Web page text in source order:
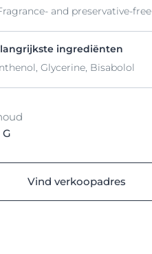
and preservative-free
ingrediënten
Glycerine, Bisabolol
Vind verkoopadres